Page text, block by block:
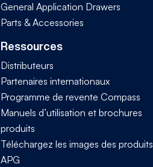
General Application Drawers
Parts & Accessories
Ressources
Distributeurs
Partenaires internationaux
Programme de revente Compass
Manuels d’utilisation et brochures
produits
Téléchargez les images des produits
APG